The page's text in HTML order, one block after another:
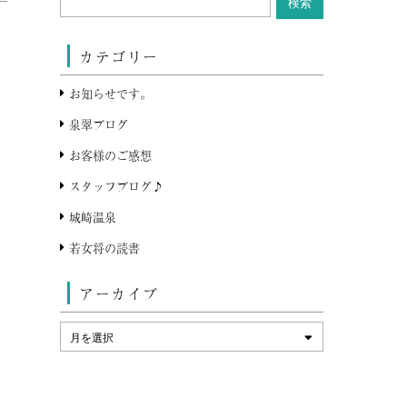
カテゴリー
お知らせです。
泉翠ブログ
お客様のご感想
スタッフブログ♪
城崎温泉
若女将の読書
アーカイブ